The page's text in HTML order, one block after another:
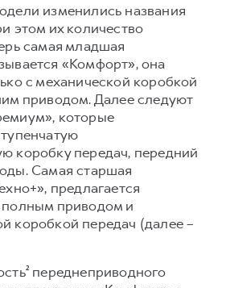
изменились названия
этом их количество
самая младшая
«Комфорт», она
с механической коробкой
приводом. Далее следуют
которые
коробку передач, передний
Самая старшая
предлагается
приводом и
коробкой передач (далее –
переднеприводного